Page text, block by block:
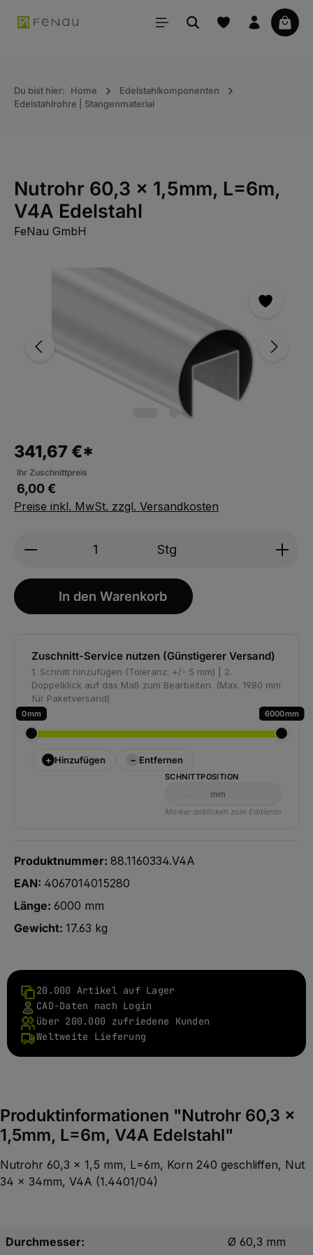
springen
Du bist hier: Home
Edelstahlkomponenten
Edelstahlrohre | Stangenmaterial
Nutrohr 60,3 x 1,5mm, L=6m,
V4A Edelstahl
FeNau GmbH
Bildergalerie überspringen
341,67 €*
Ihr Zuschnittpreis
6,00 €
Preise inkl. MwSt. zzgl. Versandkosten
Produkt Anzahl: Gib den
Stg
In den Warenkorb
Zuschnitt-Service nutzen (Günstigerer Versand)
1. Schnitt hinzufügen (Toleranz: +/- 5 mm) | 2.
Doppelklick auf das Maß zum Bearbeiten. (Max. 1980 mm
für Paketversand)
0 6000
+ Hinzufügen − Entfernen
SCHNITTPOSITION
mm
Marker anklicken zum Editieren
Produktnummer: 88.1160334.V4A
EAN: 4067014015280
Länge: 6000 mm
Gewicht: 17.63 kg
20.000 Artikel auf Lager
CAD-Daten nach Login
über 200.000 zufriedene Kunden
Weltweite Lieferung
Produktinformationen "Nutrohr 60,3 x
1,5mm, L=6m, V4A Edelstahl"
Nutrohr 60,3 x 1,5 mm, L=6m, Korn 240 geschliffen, Nut
34 x 34mm, V4A (1.4401/04)
Durchmesser: Ø 60,3 mm